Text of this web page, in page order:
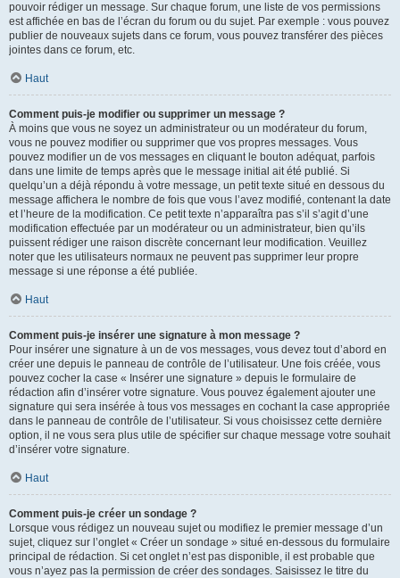
pouvoir rédiger un message. Sur chaque forum, une liste de vos permissions
est affichée en bas de l’écran du forum ou du sujet. Par exemple : vous pouvez
publier de nouveaux sujets dans ce forum, vous pouvez transférer des pièces
jointes dans ce forum, etc.
Haut
Comment puis-je modifier ou supprimer un message ?
À moins que vous ne soyez un administrateur ou un modérateur du forum,
vous ne pouvez modifier ou supprimer que vos propres messages. Vous
pouvez modifier un de vos messages en cliquant le bouton adéquat, parfois
dans une limite de temps après que le message initial ait été publié. Si
quelqu’un a déjà répondu à votre message, un petit texte situé en dessous du
message affichera le nombre de fois que vous l’avez modifié, contenant la date
et l’heure de la modification. Ce petit texte n’apparaîtra pas s’il s’agit d’une
modification effectuée par un modérateur ou un administrateur, bien qu’ils
puissent rédiger une raison discrète concernant leur modification. Veuillez
noter que les utilisateurs normaux ne peuvent pas supprimer leur propre
message si une réponse a été publiée.
Haut
Comment puis-je insérer une signature à mon message ?
Pour insérer une signature à un de vos messages, vous devez tout d’abord en
créer une depuis le panneau de contrôle de l’utilisateur. Une fois créée, vous
pouvez cocher la case « Insérer une signature » depuis le formulaire de
rédaction afin d’insérer votre signature. Vous pouvez également ajouter une
signature qui sera insérée à tous vos messages en cochant la case appropriée
dans le panneau de contrôle de l’utilisateur. Si vous choisissez cette dernière
option, il ne vous sera plus utile de spécifier sur chaque message votre souhait
d’insérer votre signature.
Haut
Comment puis-je créer un sondage ?
Lorsque vous rédigez un nouveau sujet ou modifiez le premier message d’un
sujet, cliquez sur l’onglet « Créer un sondage » situé en-dessous du formulaire
principal de rédaction. Si cet onglet n’est pas disponible, il est probable que
vous n’ayez pas la permission de créer des sondages. Saisissez le titre du